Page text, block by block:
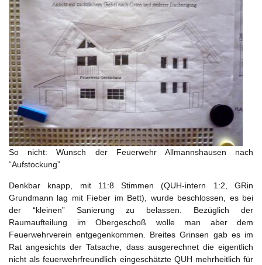
So nicht: Wunsch der Feuerwehr Allmannshausen nach
“Aufstockung”
Denkbar knapp, mit 11:8 Stimmen (QUH-intern 1:2, GRin
Grundmann lag mit Fieber im Bett), wurde beschlossen, es bei
der “kleinen” Sanierung zu belassen. Bezüglich der
Raumaufteilung im Obergeschoß wolle man aber dem
Feuerwehrverein entgegenkommen. Breites Grinsen gab es im
Rat angesichts der Tatsache, dass ausgerechnet die eigentlich
nicht als feuerwehrfreundlich eingeschätzte QUH mehrheitlich für